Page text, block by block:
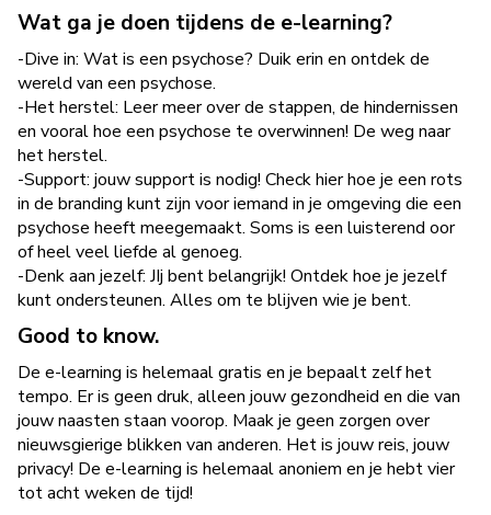
Wat ga je doen tijdens de e-learning?
-Dive in: Wat is een psychose? Duik erin en ontdek de
wereld van een psychose.
-Het herstel: Leer meer over de stappen, de hindernissen
en vooral hoe een psychose te overwinnen! De weg naar
het herstel.
-Support: jouw support is nodig! Check hier hoe je een rots
in de branding kunt zijn voor iemand in je omgeving die een
psychose heeft meegemaakt. Soms is een luisterend oor
of heel veel liefde al genoeg.
-Denk aan jezelf: JIj bent belangrijk! Ontdek hoe je jezelf
kunt ondersteunen. Alles om te blijven wie je bent.
Good to know.
De e-learning is helemaal gratis en je bepaalt zelf het
tempo. Er is geen druk, alleen jouw gezondheid en die van
jouw naasten staan voorop. Maak je geen zorgen over
nieuwsgierige blikken van anderen. Het is jouw reis, jouw
privacy! De e-learning is helemaal anoniem en je hebt vier
tot acht weken de tijd!